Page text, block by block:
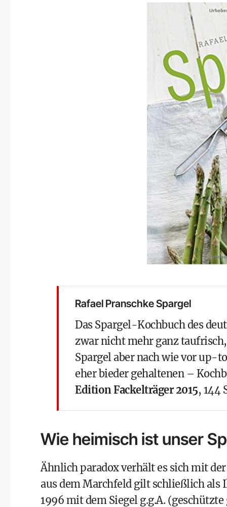
Rafael Pranschke Spargel
Das Spargel-Kochbuch des
zwar nicht mehr ganz
Spargel aber nach wie vor up-
eher bieder gehaltenen –
Edition Fackelträger 2015, 144
Wie heimisch ist unser
Ähnlich paradox verhält es sich mit
aus dem Marchfeld gilt schließlich als
1996 mit dem Siegel g.g.A.